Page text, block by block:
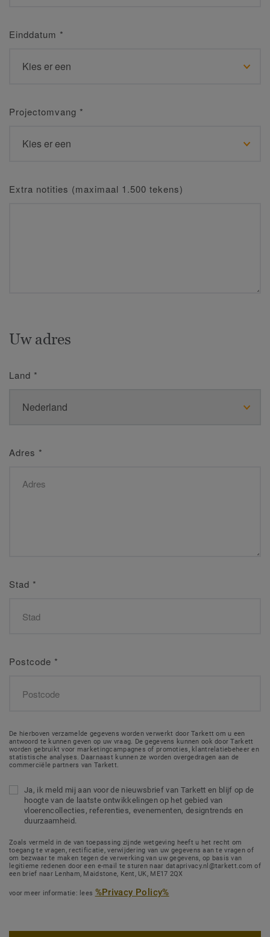
Einddatum *
Projectomvang *
Extra notities (maximaal 1.500 tekens)
Uw adres
Land *
Adres *
Stad *
Postcode *
De hierboven verzamelde gegevens worden verwerkt door Tarkett om u een
antwoord te kunnen geven op uw vraag. De gegevens kunnen ook door Tarkett
worden gebruikt voor marketingcampagnes of promoties, klantrelatiebeheer en
statistische analyses. Daarnaast kunnen ze worden overgedragen aan de
commerciële partners van Tarkett.
Ja, ik meld mij aan voor de nieuwsbrief van Tarkett en blijf op de
hoogte van de laatste ontwikkelingen op het gebied van
vloerencollecties, referenties, evenementen, designtrends en
duurzaamheid.
Zoals vermeld in de van toepassing zijnde wetgeving heeft u het recht om
toegang te vragen, rectificatie, verwijdering van uw gegevens aan te vragen of
om bezwaar te maken tegen de verwerking van uw gegevens, op basis van
legitieme redenen door een e-mail te sturen naar dataprivacy.nl@tarkett.com of
een brief naar Lenham, Maidstone, Kent, UK, ME17 2QX
voor meer informatie: lees %Privacy Policy%